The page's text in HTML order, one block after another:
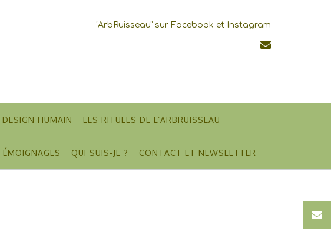
"ArbRuisseau" sur Facebook et Instagram
DESIGN HUMAIN LES RITUELS DE L’ARBRUISSEAU
QUI SUIS-JE ? CONTACT ET NEWSLETTER